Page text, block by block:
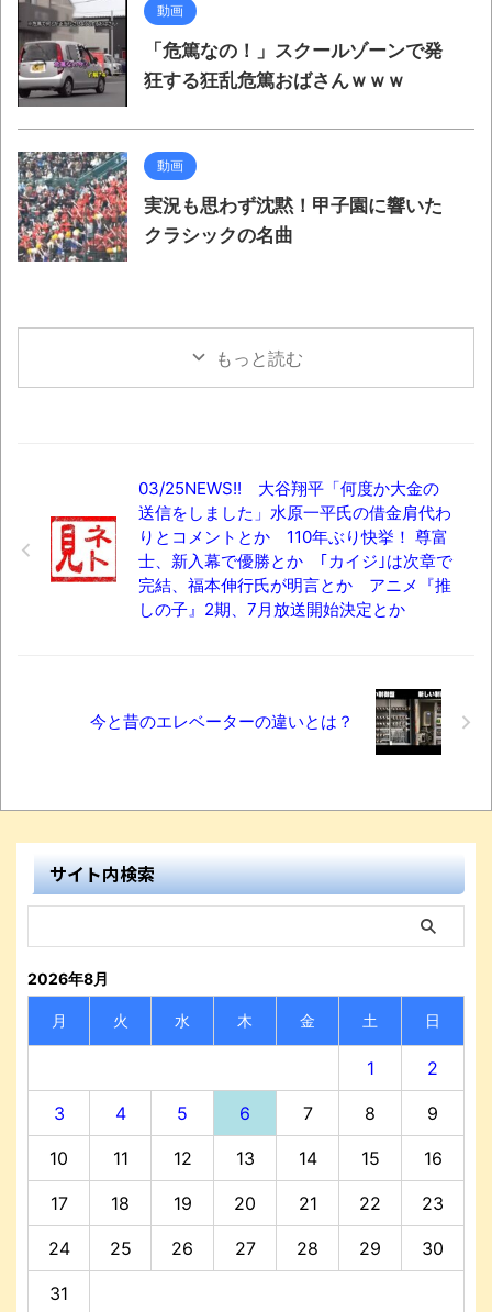
動画
「危篤なの！」スクールゾーンで発
狂する狂乱危篤おばさんｗｗｗ
動画
実況も思わず沈黙！甲子園に響いた
クラシックの名曲
もっと読む
03/25NEWS!! 大谷翔平「何度か大金の
送信をしました」水原一平氏の借金肩代わ
りとコメントとか 110年ぶり快挙！ 尊富
士、新入幕で優勝とか ｢カイジ｣は次章で
完結、福本伸行氏が明言とか アニメ『推
しの子』2期、7月放送開始決定とか
今と昔のエレベーターの違いとは？
サイト内検索
2026年8月
月 火 水 木 金 土 日
1 2
3 4 5 6 7 8 9
10 11 12 13 14 15 16
17 18 19 20 21 22 23
24 25 26 27 28 29 30
31